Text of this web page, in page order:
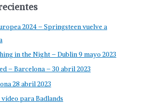
2024 – Springsteen vuelve a
in the Night – Dublin 9 mayo 2023
– Barcelona – 30 abril 2023
28 abril 2023
para Badlands